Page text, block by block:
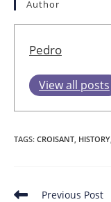
Author
Pedro
View all posts
TAGS: CROISANT HISTORY
Read
Previous Post